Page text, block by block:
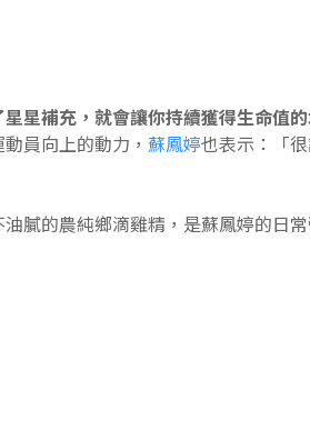
星補充，就會讓你持續獲得生命值的
員向上的動力， 蘇鳳婷也表示：「
膩的農純鄉滴雞精，是蘇鳳婷的日